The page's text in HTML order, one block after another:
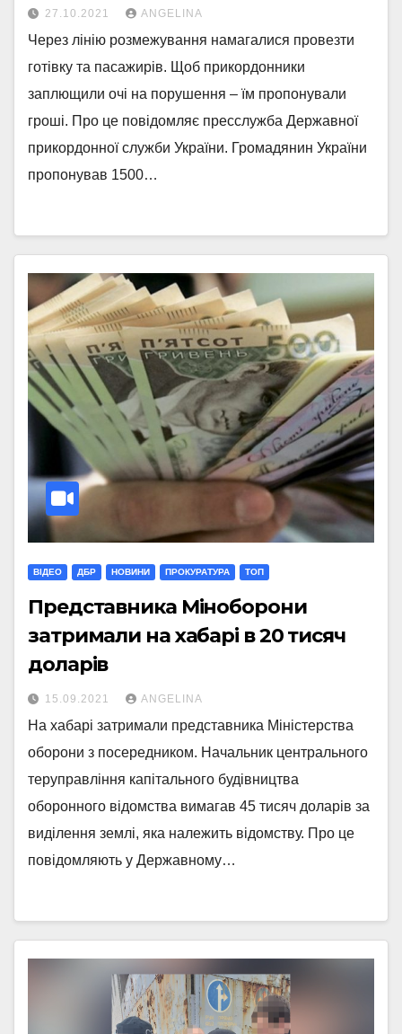
27.10.2021 ANGELINA
Через лінію розмежування намагалися провезти
готівку та пасажирів. Щоб прикордонники
заплющили очі на порушення – їм пропонували
гроші. Про це повідомляє пресслужба Державної
прикордонної служби України. Громадянин України
пропонував 1500…
ВІДЕО ДБР НОВИНИ ПРОКУРАТУРА ТОП
Представника Міноборони
затримали на хабарі в 20 тисяч
доларів
15.09.2021 ANGELINA
На хабарі затримали представника Міністерства
оборони з посередником. Начальник центрального
теруправління капітального будівництва
оборонного відомства вимагав 45 тисяч доларів за
виділення землі, яка належить відомству. Про це
повідомляють у Державному…